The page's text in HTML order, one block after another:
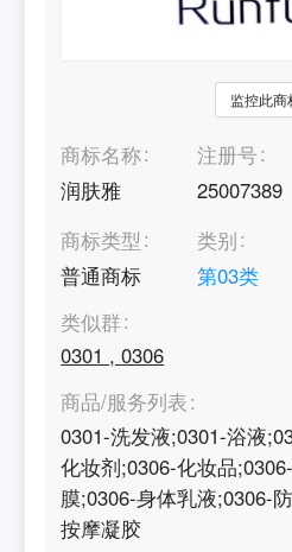
监控此商
商标名称
润肤雅
注册号
25007389
商标类型
普通商标
类别
第03类
类似群
0301 ,0306
商品/服务列表
0301-洗发液;0301-浴液
化妆剂;0306-化妆品
膜;0306-身体乳液;0306-
按摩凝胶